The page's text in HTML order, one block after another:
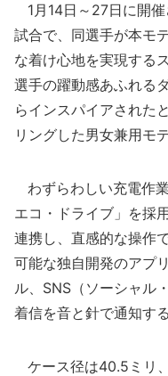
1月14日～27日に開
試合で、同選手が本モ
な着け心地を実現する
選手の躍動感あふれる
らインスパイアされた
リングした男女兼用モデ
わずらわしい充電作
エコ・ドライブ」を採
連携し、直感的な操作
可能な独自開発のアプ
ル、SNS（ソーシャル
着信を音と針で通知す
ケース径は40.5ミリ